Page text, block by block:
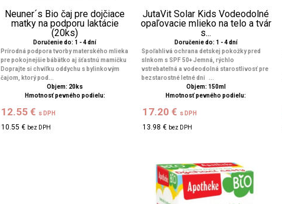
Neuner´s Bio čaj pre dojčiace
matky na podporu laktácie
(20ks)
Doručenie do: 1 - 4 dní
Prírodná podpora tvorby materského mlieka
pre pokojnejšie bábätko aj šťastnú mamičku
Doprajte si chvíľku oddychu s bylinkovým
čajom, ktorý pod...
Objem: 20ks
Hmotnosť pevného podielu:
12.55 € s DPH
10.55 € bez DPH
JutaVit Solar Kids Vodeodolné
opaľovacie mlieko na telo a tvár
s...
Doručenie do: 1 - 4 dní
Spoľahlivá ochrana detskej pokožky pred
slnkom s SPF 50+ Jemná, rýchlo
vstrebateľná a vodeodolná starostlivosť pre
bezstarostné letné dni ...
Objem: 150ml
Hmotnosť pevného podielu:
17.20 € s DPH
13.98 € bez DPH